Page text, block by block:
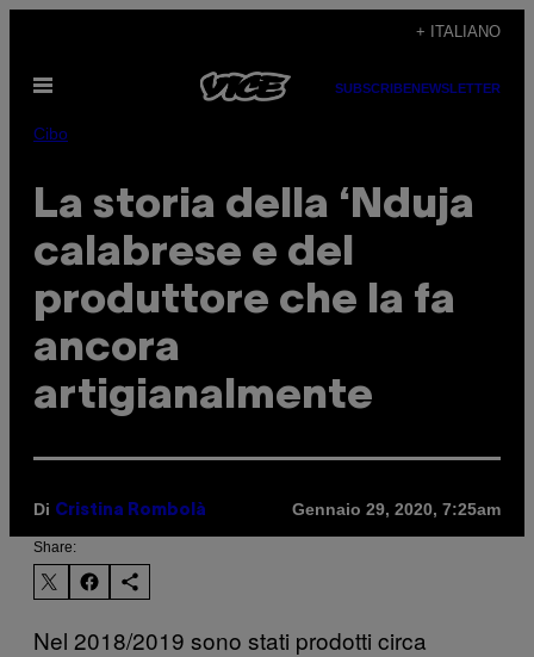
contenuto
+ ITALIANO
Apri
SUBSCRIBENEWSLETTER
Cibo
La storia della ‘Nduja
calabrese e del
produttore che la fa
ancora
artigianalmente
Di Cristina Rombolà Gennaio 29, 2020, 7:25am
Share:
Nel 2018/2019 sono stati prodotti circa